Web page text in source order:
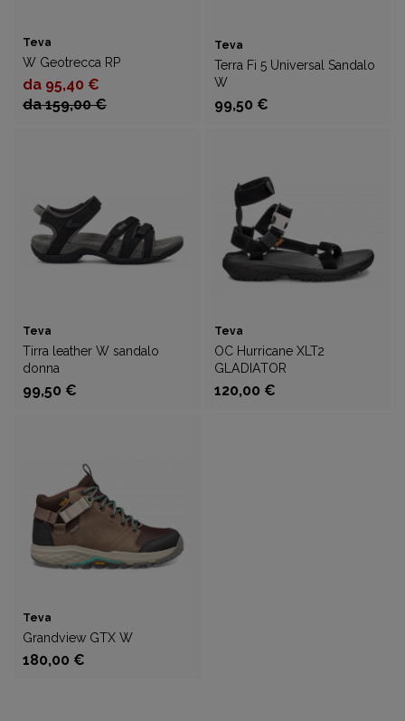
Teva
W Geotrecca RP
da 95,40 €
da 159,00 €
Teva
Terra Fi 5 Universal Sandalo
W
99,50 €
Teva
Tirra leather W sandalo
donna
99,50 €
Teva
OC Hurricane XLT2
GLADIATOR
120,00 €
Teva
Grandview GTX W
180,00 €